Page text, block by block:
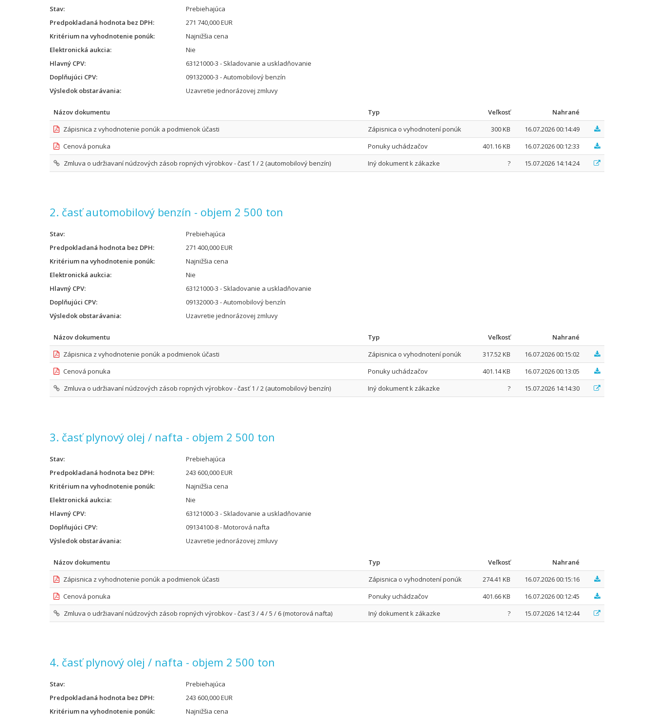
Stav
Prebiehajúca
Predpokladaná hodnota bez DPH
271 740,000 EUR
Kritérium na vyhodnotenie ponúk
Najnižšia cena
Elektronická aukcia
Nie
Hlavný CPV
63121000-3 - Skladovanie a uskladňovanie
Doplňujúci CPV
09132000-3 - Automobilový benzín
Výsledok obstarávania
Uzavretie jednorázovej zmluvy
Názov dokumentu Typ Veľkosť
Nahrané
Zápisnica z vyhodnotenie ponúk a podmienok účasti
Zápisnica o vyhodnotení ponúk 300 KB
16.07.2026 00:14:49
Cenová ponuka
Ponuky uchádzačov 401.16 KB
16.07.2026 00:12:33
Zmluva o udržiavaní núdzových zásob ropných výrobkov - časť 1 / 2 (automobilový benzín)
Iný dokument k zákazke ? 15.07.2026 14:14:24
2. časť automobilový benzín - objem 2 500 ton
Stav
Prebiehajúca
Predpokladaná hodnota bez DPH
271 400,000 EUR
Kritérium na vyhodnotenie ponúk
Najnižšia cena
Elektronická aukcia
Nie
Hlavný CPV
63121000-3 - Skladovanie a uskladňovanie
Doplňujúci CPV
09132000-3 - Automobilový benzín
Výsledok obstarávania
Uzavretie jednorázovej zmluvy
Názov dokumentu Typ Veľkosť
Nahrané
Zápisnica z vyhodnotenie ponúk a podmienok účasti
Zápisnica o vyhodnotení ponúk 317.52 KB
16.07.2026 00:15:02
Cenová ponuka
Ponuky uchádzačov 401.14 KB
16.07.2026 00:13:05
Zmluva o udržiavaní núdzových zásob ropných výrobkov - časť 1 / 2 (automobilový benzín)
Iný dokument k zákazke ? 15.07.2026 14:14:30
3. časť plynový olej / nafta - objem 2 500 ton
Stav
Prebiehajúca
Predpokladaná hodnota bez DPH
243 600,000 EUR
Kritérium na vyhodnotenie ponúk
Najnižšia cena
Elektronická aukcia
Nie
Hlavný CPV
63121000-3 - Skladovanie a uskladňovanie
Doplňujúci CPV
09134100-8 - Motorová nafta
Výsledok obstarávania
Uzavretie jednorázovej zmluvy
Názov dokumentu Typ Veľkosť
Nahrané
Zápisnica z vyhodnotenie ponúk a podmienok účasti
Zápisnica o vyhodnotení ponúk 274.41 KB
16.07.2026 00:15:16
Cenová ponuka
Ponuky uchádzačov 401.66 KB
16.07.2026 00:12:45
Zmluva o udržiavaní núdzových zásob ropných výrobkov - časť 3 / 4 / 5 / 6 (motorová nafta)
Iný dokument k zákazke ? 15.07.2026 14:12:44
4. časť plynový olej / nafta - objem 2 500 ton
Stav
Prebiehajúca
Predpokladaná hodnota bez DPH
243 600,000 EUR
Kritérium na vyhodnotenie ponúk
Najnižšia cena